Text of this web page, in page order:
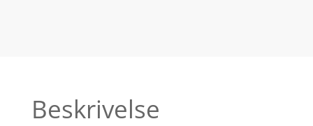
Beskrivelse